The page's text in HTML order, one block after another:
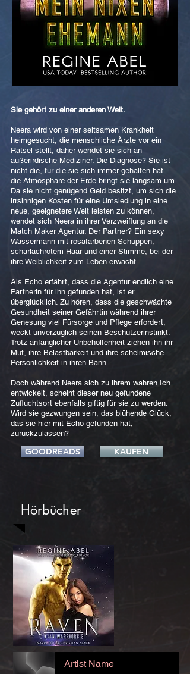
Sie gehört zu einer anderen Welt.
Neera wird von einer seltsamen Krankheit
heimgesucht, die menschliche Ärzte vor ein
Rätsel stellt, daher wendet sie sich an
außerirdische Mediziner. Die Diagnose? Sie ist
nicht die, für die sie sich immer gehalten hat –
die Atmosphäre der Erde bringt sie langsam um.
Da sie nicht genügend Geld besitzt, um sich die
irrsinnigen Kosten für eine Umsiedlung in eine
neue, geeignetere Welt leisten zu können,
wendet sich Neera in ihrer Verzweiflung an die
Match Maker Agentur. Der Partner? Ein sexy
Wassermann mit rosafarbenen Schuppen,
scharlachrotem Haar und einer Stimme, bei der
ihre Weiblichkeit zum Leben erwacht.
Als Echo erfährt, dass die Agentur endlich eine
Partnerin für ihn gefunden hat, ist er
überglücklich. Zu hören, dass die geschwächte
Gesundheit seiner Gefährtin während ihrer
Genesung viel Fürsorge und Pflege erfordert,
weckt unverzüglich seinen Beschützerinstinkt.
Trotz anfänglicher Unbeholfenheit ziehen ihn ihr
Mut, ihre Belastbarkeit und ihre schelmische
Persönlichkeit in ihren Bann.
Doch während Neera sich zu ihrem wahren Ich
entwickelt, scheint dieser neu gefundene
Zufluchtsort ebenfalls giftig für sie zu werden.
Wird sie gezwungen sein, das blühende Glück,
das sie hier mit Echo gefunden hat,
zurückzulassen?
GOODREADS KAUFEN
Hörbücher
Artist Name